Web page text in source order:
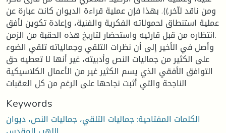
ومن ناقد لآخر.)). بهذا فإن عملية قراءة الديوان كانت عبارة عن
عملية استنطاق لحمولاته الفكرية والفنية، وإعادة تكوين لأفق
انتظاره من قبل قارئيه واستحضار لتاريخ هذه الحقبة من الزمن.
وأصل في الأخير إلى أن نظرات التلقي وجمالياته تلقي الضوء
على الكثير من جماليات النص وأدبيته، غير أنها لا تعطيه حق
التوافق الأفقي الذي يسم الكثير غير من الأعمال الكلاسيكية
الناجحة والتي أثبت نجاحها على الرغم من كل العقبات
Keywords
الكلمات المفتاحية: جماليات التلقي، جماليات النص، ديوان